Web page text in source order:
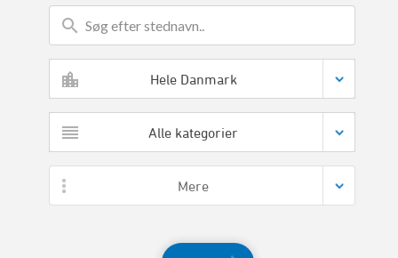
GREEN TOURISM ORGANIZATION
GREEN CAMPING
GREEN ATTRACTION
Hele Danmark
Alle kategorier
Mere